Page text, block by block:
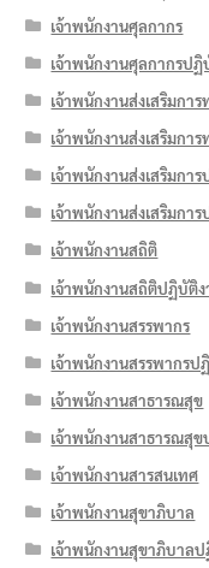
เจ้าพนักงานศุลกากร
เจ้าพนักงานศุลกากรปฏิ
เจ้าพนักงานส่งเสริมการ
เจ้าพนักงานส่งเสริมกา
เจ้าพนักงานส่งเสริมกา
เจ้าพนักงานส่งเสริมกา
เจ้าพนักงานสถิติ
เจ้าพนักงานสถิติปฏิบัติง
เจ้าพนักงานสรรพากร
เจ้าพนักงานสรรพากรป
เจ้าพนักงานสาธารณสุข
เจ้าพนักงานสาธารณสุ
เจ้าพนักงานสารสนเทศ
เจ้าพนักงานสุขาภิบาล
เจ้าพนักงานสุขาภิบาล